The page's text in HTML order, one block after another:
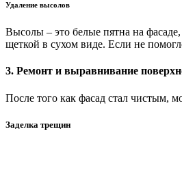
Удаление высолов
Высолы – это белые пятна на
щеткой в сухом виде. Если не
3. Ремонт и выравнивание
После того как фасад стал чистым,
Заделка трещин